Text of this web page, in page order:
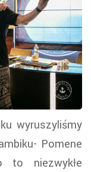
wyruszyliśmy
Pomene
to niezwykłe